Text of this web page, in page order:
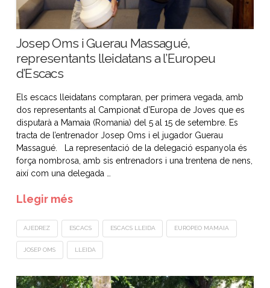
Josep Oms i Guerau Massagué,
representants lleidatans a l’Europeu
d’Escacs
Els escacs lleidatans comptaran, per primera vegada, amb
dos representants al Campionat d’Europa de Joves que es
disputarà a Mamaia (Romania) del 5 al 15 de setembre. Es
tracta de l’entrenador Josep Oms i el jugador Guerau
Massagué. La representació de la delegació espanyola és
força nombrosa, amb sis entrenadors i una trentena de nens,
així com una delegada …
Llegir més
AJEDREZ ESCACS ESCACS LLEIDA EUROPEO MAMAIA
JOSEP OMS LLEIDA